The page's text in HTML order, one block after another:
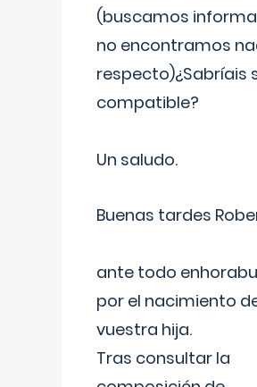
(buscamos
no encontramos
respecto)¿Sabríais
compatible?
Un saludo.
Buenas tardes
ante todo
por el nacimiento
vuestra hija.
Tras consultar la